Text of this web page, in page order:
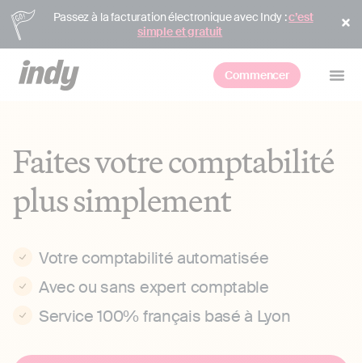
Passez à la facturation électronique avec Indy :c’est
simple et gratuit
Commencer
Faites votre comptabilité
plus simplement
Votre comptabilité automatisée
Avec ou sans expert comptable
Service 100% français basé à Lyon